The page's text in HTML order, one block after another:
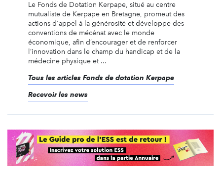
Le Fonds de Dotation Kerpape, situé au centre
mutualiste de Kerpape en Bretagne, promeut des
actions d'appel à la générosité et développe des
conventions de mécénat avec le monde
économique, afin d’encourager et de renforcer
l’innovation dans le champ du handicap et de la
médecine physique et ...
Tous les articles Fonds de dotation Kerpape
Recevoir les news